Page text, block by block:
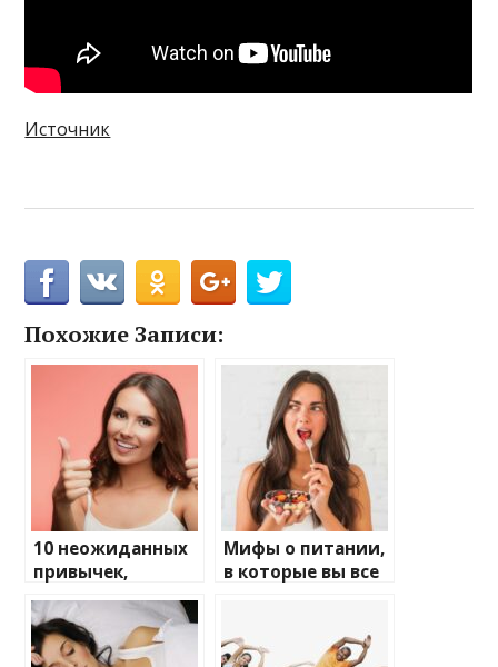
Источник
Похожие Записи:
10 неожиданных
привычек,
которые
улучшают
здоровье
Мифы о питании,
в которые вы все